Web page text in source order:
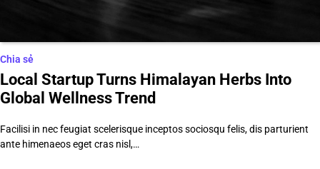
Chia sẻ
Local Startup Turns Himalayan Herbs Into
Global Wellness Trend
Facilisi in nec feugiat scelerisque inceptos sociosqu felis, dis parturient
ante himenaeos eget cras nisl,…